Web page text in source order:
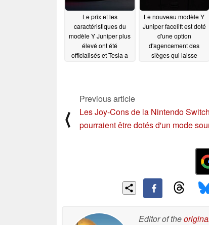
Le prix et les
caractéristiques du
modèle Y Juniper plus
élevé ont été
officialisés et Tesla a
Le nouveau modèle Y
Juniper facelift est doté
d'une option
d'agencement des
sièges qui laisse
⟨
Previous article
Les Joy-Cons de la Nintendo
pourraient être dotés d'un mode
Editor of the